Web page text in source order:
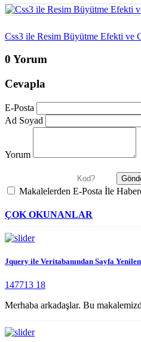
Css3 ile Resim Büyütme Efekti ve
0 Yorum
Cevapla
E-Posta
Ad Soyad
Yorum
Makalelerden E-Posta İle
ÇOK OKUNANLAR
Jquery ile Veritabanından Sayfa
147713 18
Merhaba arkadaşlar. Bu